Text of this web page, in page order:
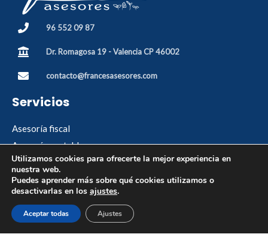
96 552 09 87
Dr. Romagosa 19 - Valencia CP 46002
contacto@francesasesores.com
Servicios
Asesoría fiscal
Asesoría contable
Asesoría laboral y social
Asesoría jurídica
Asesoría mercantil
Empresa
Utilizamos cookies para ofrecerte la mejor experiencia en
nuestra web.
Puedes aprender más sobre qué cookies utilizamos o
desactivarlas en los ajustes.
Aceptar todas Ajustes